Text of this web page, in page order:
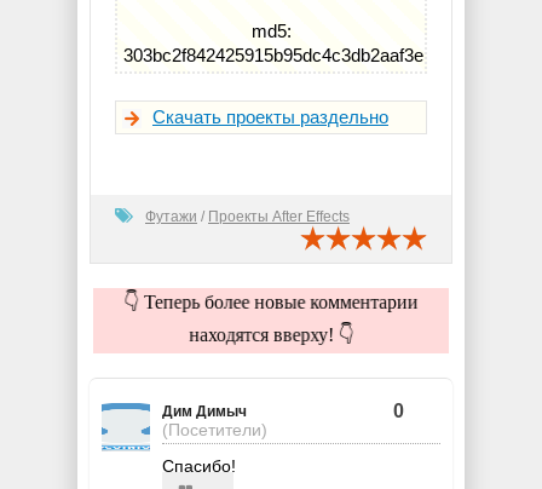
md5:
303bc2f842425915b95dc4c3db2aaf3e
Скачать проекты раздельно
Футажи / Проекты After Effects
👇 Теперь более новые комментарии
находятся вверху! 👇
Дим Димыч
(Посетители)
0
Спасибо!